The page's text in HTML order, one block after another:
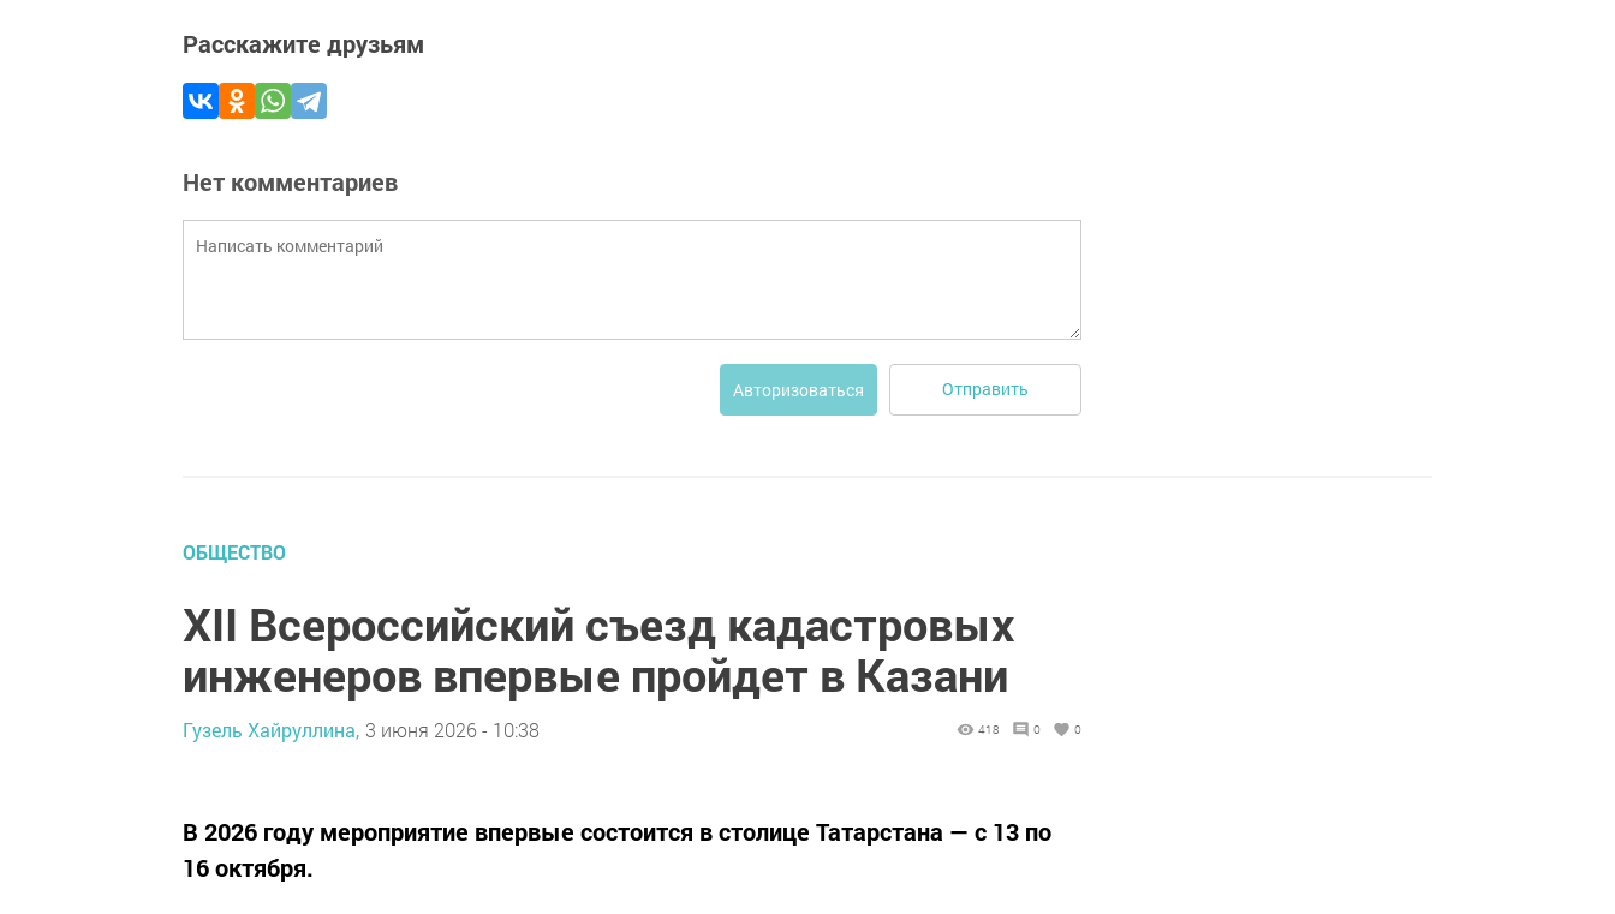
Расскажите друзьям
Нет комментариев
Авторизоваться Отправить
ОБЩЕСТВО
XII Всероссийский съезд кадастровых
инженеров впервые пройдет в Казани
Гузель Хайруллина, 3 июня 2026 - 10:38 418 0 0
В 2026 году мероприятие впервые состоится в столице Татарстана — с 13 по
16 октября.